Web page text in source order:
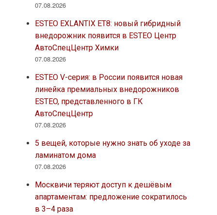
07.08.2026
ESTEO EXLANTIX ET8: новый гибридный
внедорожник появится в ESTEO Центр
АвтоСпецЦентр Химки
07.08.2026
ESTEO V-серия: в России появится новая
линейка премиальных внедорожников
ESTEO, представленного в ГК
АвтоСпецЦентр
07.08.2026
5 вещей, которые нужно знать об уходе за
ламинатом дома
07.08.2026
Москвичи теряют доступ к дешёвым
апартаментам: предложение сократилось
в 3–4 раза